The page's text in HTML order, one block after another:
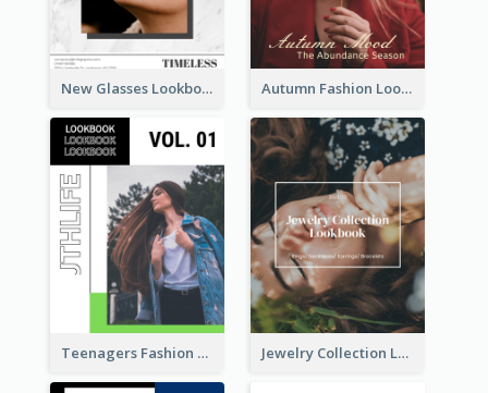
New Glasses Lookbook Autumn Fashion Lookbook
Teenagers Fashion Lookbook Jewelry Collection Lookbook